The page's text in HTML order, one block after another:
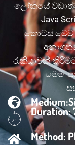
ලෝකය‌ේ
Java
ක‌ොටස් ම‌ෙම
රැකියාවක්
ම‌ෙම
Duration:
Method: